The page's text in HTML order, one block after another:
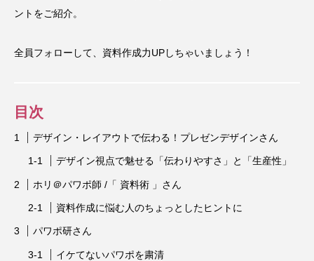
ントをご紹介。
全員フォローして、資料作成力UPしちゃいましょう！
目次
デザイン・レイアウトで伝わる！プレゼンデザインさん
デザイン視点で魅せる「伝わりやすさ」と「生産性」
ホリ＠パワポ師 /「 資料術 」さん
資料作成に悩む人のちょっとしたヒントに
パワポ研さん
イケてないパワポを粛清